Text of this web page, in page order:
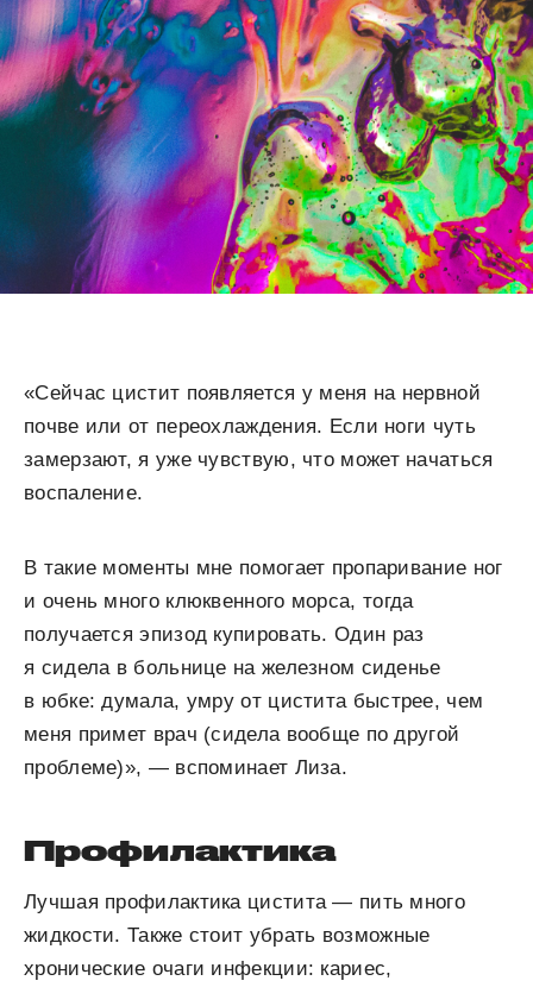
«Сейчас цистит появляется у меня на нервной
почве или от переохлаждения. Если ноги чуть
замерзают, я уже чувствую, что может начаться
воспаление.
В такие моменты мне помогает пропаривание ног
и очень много клюквенного морса, тогда
получается эпизод купировать. Один раз
я сидела в больнице на железном сиденье
в юбке: думала, умру от цистита быстрее, чем
меня примет врач (сидела вообще по другой
проблеме)», — вспоминает Лиза.
Профилактика
Лучшая профилактика цистита — пить много
жидкости. Также стоит убрать возможные
хронические очаги инфекции: кариес,